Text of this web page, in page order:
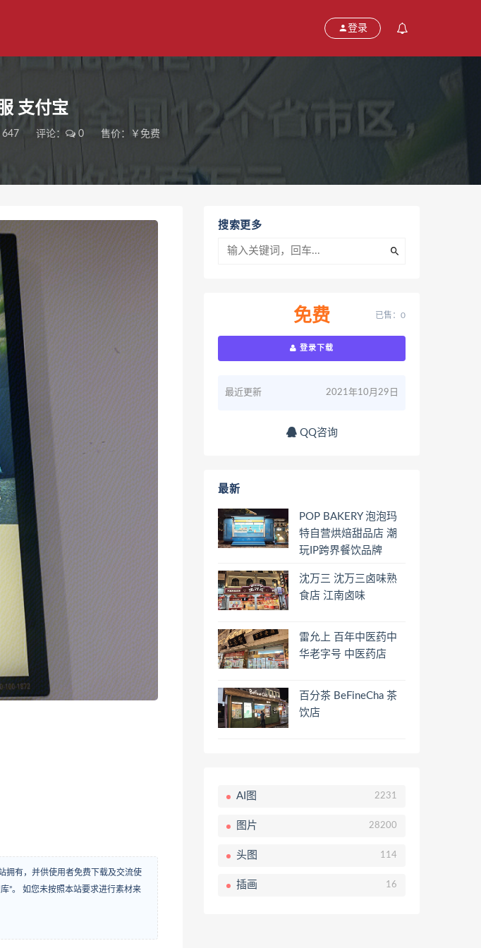
登录
支付宝
647 评论： 0 售价：￥免费
拥有，并供使用者免费下载及交流使
”。 如您未按照本站要求进行素材来
搜索更多
免费 已售：0
登录下载
最近更新 2021年10月29日
QQ咨询
最新
POP BAKERY 泡泡玛
特自营烘焙甜品店 潮
玩IP跨界餐饮品牌
沈万三 沈万三卤味熟
食店 江南卤味
雷允上 百年中医药中
华老字号 中医药店
百分茶 BeFineCha 茶
饮店
AI图 2231
图片 28200
头图 114
插画 16